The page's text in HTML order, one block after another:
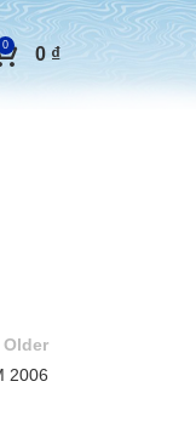
0 0 ₫
Older
2006